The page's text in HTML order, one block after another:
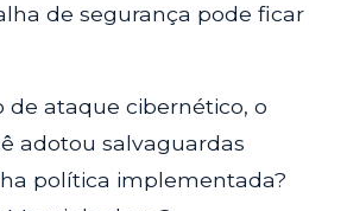
de segurança pode ficar
de ataque cibernético, o
adotou salvaguardas
política implementada?